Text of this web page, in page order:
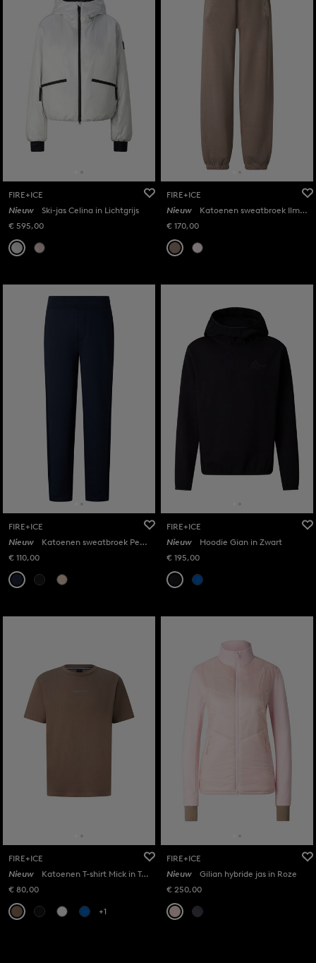
FIRE+ICE
Nieuw
Ski-jas Celina in Lichtgrijs
€ 595,00
FIRE+ICE
Nieuw
Katoenen sweatbroek Ilmi in Taupe
€ 170,00
FIRE+ICE
Nieuw
Katoenen sweatbroek Pedro in Marine
€ 110,00
FIRE+ICE
Nieuw
Hoodie Gian in Zwart
€ 195,00
FIRE+ICE
Nieuw
Katoenen T-shirt Mick in Taupe
€ 80,00
+1
FIRE+ICE
Nieuw
Gilian hybride jas in Roze
€ 250,00